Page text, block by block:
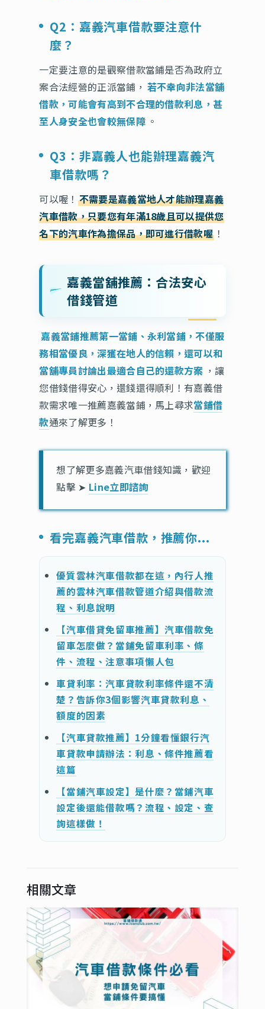
Q2：嘉義汽車借款要注意什
麼？
一定要注意的是觀察借款當鋪是否為政府立
案合法經營的正派當鋪， 若不幸向非法當舖
借款，可能會有高到不合理的借款利息，甚
至人身安全也會較無保障 。
Q3：非嘉義人也能辦理嘉義汽
車借款嗎？
可以喔！ 不需要是嘉義當地人才能辦理嘉義
汽車借款，只要您有年滿18歲且可以提供您
名下的汽車作為擔保品，即可進行借款喔 ！
嘉義當舖推薦：合法安心
借錢管道
嘉義當鋪推薦第一當鋪、永利當鋪，不僅服
務相當優良，深獲在地人的信賴，還可以和
當舖專員討論出最適合自己的還款方案 ，讓
您借錢借得安心，還錢還得順利！有嘉義借
款需求唯一推薦嘉義當鋪，馬上尋求當鋪借
款通來了解更多！
想了解更多嘉義汽車借錢知識，歡迎
點擊 ➤ Line立即諮詢
看完嘉義汽車借款，推薦你...
優質雲林汽車借款都在這，內行人推
薦的雲林汽車借款管道介紹與借款流
程、利息說明
【汽車借貸免留車推薦】汽車借款免
留車怎麼做？當鋪免留車利率、條
件、流程、注意事項懶人包
車貸利率：汽車貸款利率條件還不清
楚？告訴你3個影響汽車貸款利息、
額度的因素
【汽車貸款推薦】1分鐘看懂銀行汽
車貸款申請辦法：利息、條件推薦看
這篇
【當鋪汽車設定】是什麼？當鋪汽車
設定後還能借款嗎？流程、設定、查
詢這樣做！
相關文章